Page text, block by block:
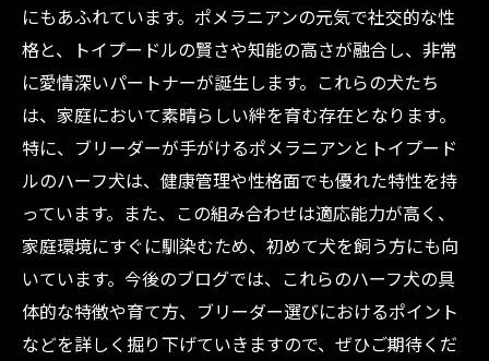
にもあふれています。ポメラニアンの元気で社交的な性
格と、トイプードルの賢さや知能の高さが融合し、非常
に愛情深いパートナーが誕生します。これらの犬たち
は、家庭において素晴らしい絆を育む存在となります。
特に、ブリーダーが手がけるポメラニアンとトイプード
ルのハーフ犬は、健康管理や性格面でも優れた特性を持
っています。また、この組み合わせは適応能力が高く、
家庭環境にすぐに馴染むため、初めて犬を飼う方にも向
いています。今後のブログでは、これらのハーフ犬の具
体的な特徴や育て方、ブリーダー選びにおけるポイント
などを詳しく掘り下げていきますので、ぜひご期待くだ